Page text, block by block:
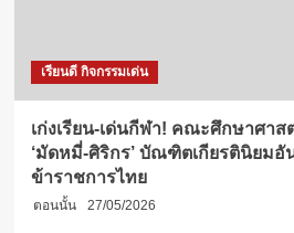
เรียนดี กิจกรรมเด่น
เก่งเรียน-เด่นกีฬา! คณะศึกษาศา
‘มัดหมี่-ศิริกร’ บัณฑิตเกียรตินิยมอั
ข้าราชการไทย
ตอนนั้น 27/05/2026